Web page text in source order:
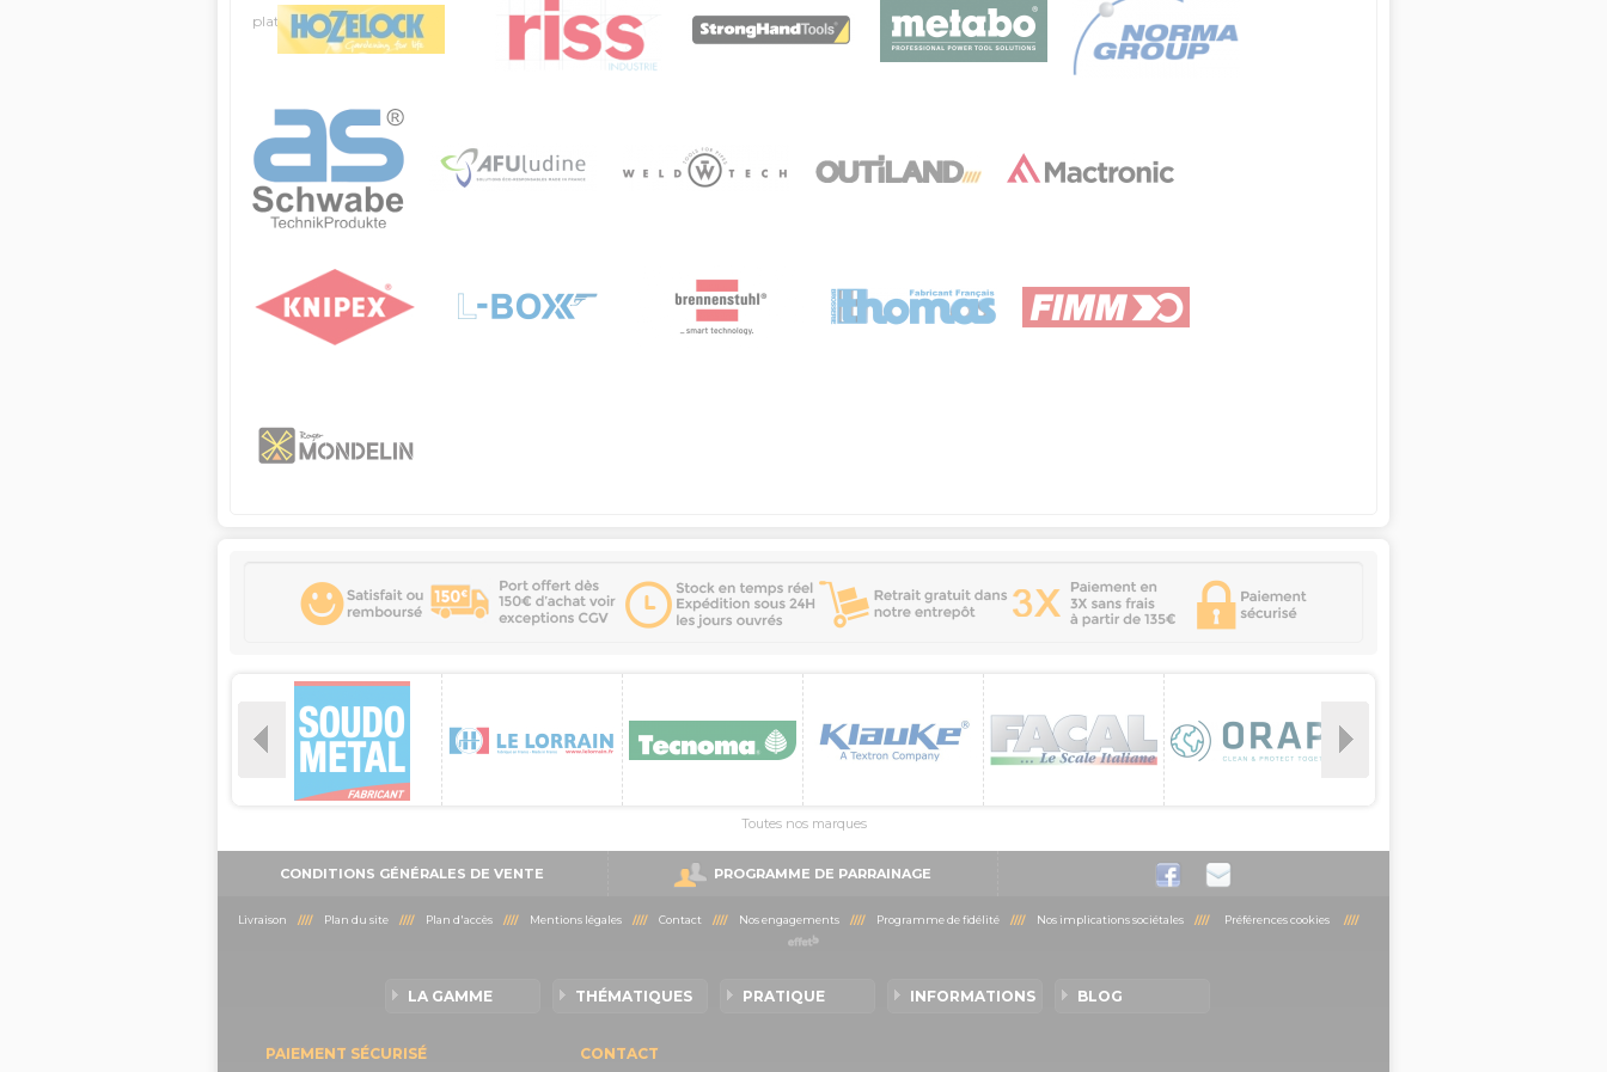
Toutes nos marques
CONDITIONS GÉNÉRALES DE VENTE PROGRAMME DE PARRAINAGE
Livraison //// Plan du site//// Plan d'accès//// Mentions légales//// Contact //// Nos engagements//// Programme de fidélité//// Nos implications sociétales//// Préférences cookies ////
LA GAMME THÉMATIQUES PRATIQUE INFORMATIONS BLOG
PAIEMENT SÉCURISÉ CONTACT